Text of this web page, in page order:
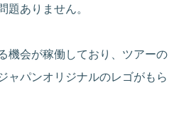
題ありません。
機会が稼働しており、ツアーの
ャパンオリジナルのレゴがもら